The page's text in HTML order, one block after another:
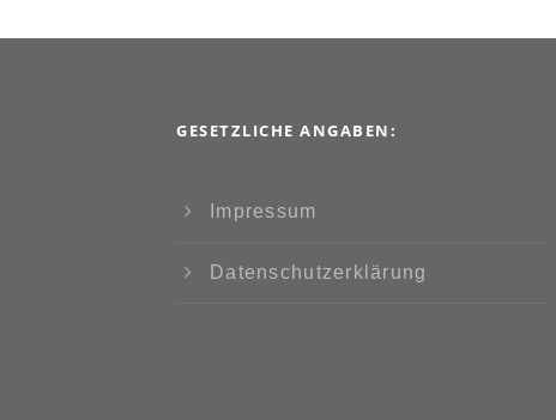
GESETZLICHE ANGABEN:
Impressum
Datenschutzerklärung